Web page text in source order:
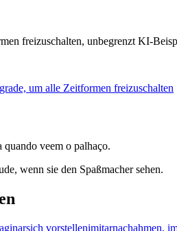
freizuschalten, unbegrenzt KI-
um alle Zeitformen freizuschalten
quando veem o palhaço.
wenn sie den Spaßmacher sehen.
sich vorstellenimitarnachahmen,